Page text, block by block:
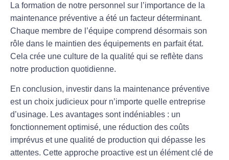
La formation de notre personnel sur l’importance de la
maintenance préventive a été un facteur déterminant.
Chaque membre de l’équipe comprend désormais son
rôle dans le maintien des équipements en parfait état.
Cela crée une culture de la qualité qui se reflète dans
notre production quotidienne.
En conclusion, investir dans la maintenance préventive
est un choix judicieux pour n’importe quelle entreprise
d’usinage. Les avantages sont indéniables : un
fonctionnement optimisé, une réduction des coûts
imprévus et une qualité de production qui dépasse les
attentes. Cette approche proactive est un élément clé de